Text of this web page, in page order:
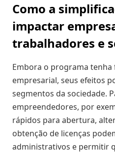
Como a
impactar
trabalhadores e
Embora o programa
empresarial, seus efeitos
segmentos da sociedade.
empreendedores, por
rápidos para abertura,
obtenção de licenças
administrativos e permitir